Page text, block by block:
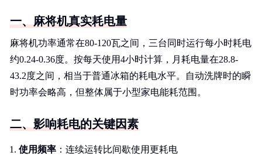
一、麻将机真实耗电量
麻将机功率通常在80-120瓦之间，三台同时运行每小时耗电
约0.24-0.36度。按每天使用4小时计算，月耗电量在28.8-
43.2度之间，相当于普通冰箱的耗电水平。自动洗牌时的瞬
时功率会略高，但整体属于小型家电能耗范围。
二、影响耗电的关键因素
使用频率 ：连续运转比间歇使用更耗电